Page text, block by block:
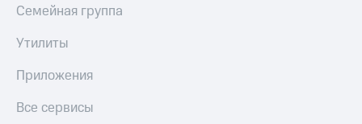
Семейная группа
Утилиты
Приложения
Все сервисы